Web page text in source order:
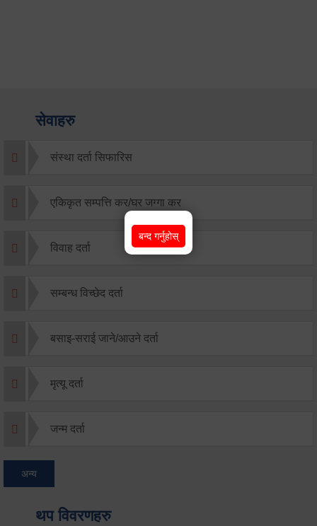
सेवाहरु
संस्था दर्ता सिफारिस
एकिकृत सम्पत्ति कर/घर जग्गा कर
विवाह दर्ता
सम्बन्ध विच्छेद दर्ता
बसाइ-सराई जाने/आउने दर्ता
मृत्यू दर्ता
जन्म दर्ता
अन्य
थप विवरणहरु
बन्द गर्नुहोस्